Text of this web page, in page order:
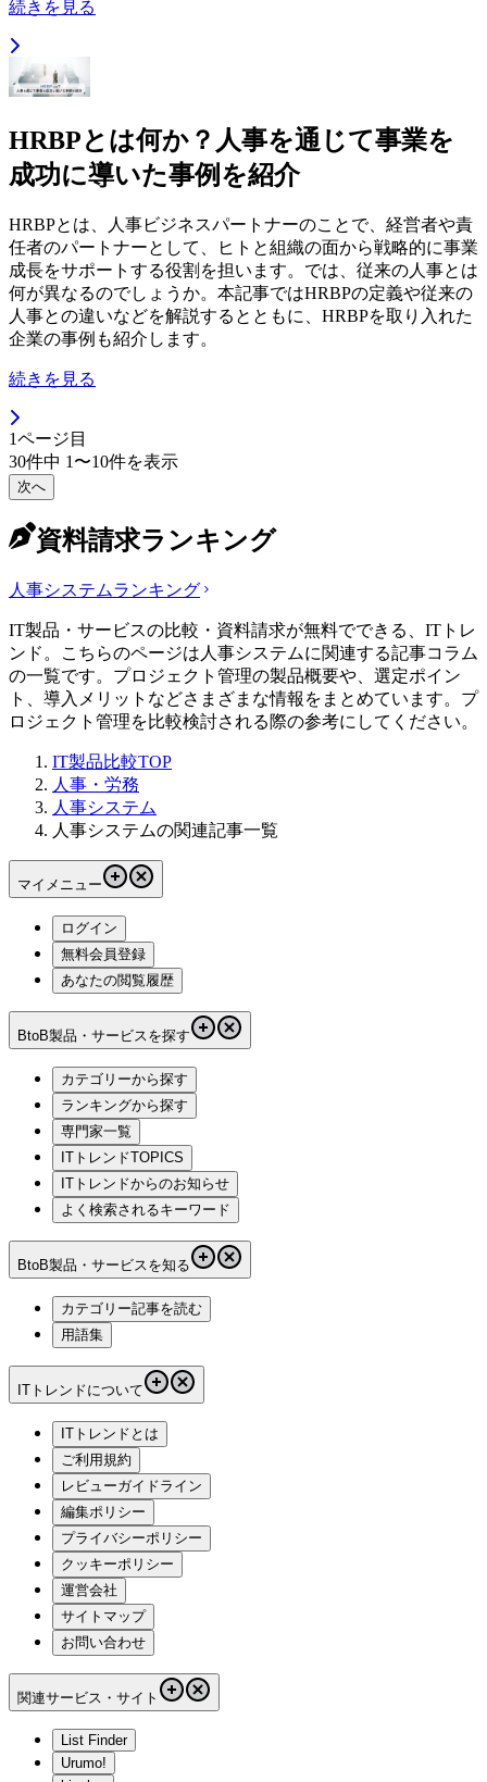
続きを見る
HRBPとは何か？人事を通じて事業を
成功に導いた事例を紹介
HRBPとは、人事ビジネスパートナーのことで、経営者や責
任者のパートナーとして、ヒトと組織の面から戦略的に事業
成長をサポートする役割を担います。では、従来の人事とは
何が異なるのでしょうか。本記事ではHRBPの定義や従来の
人事との違いなどを解説するとともに、HRBPを取り入れた
企業の事例も紹介します。
続きを見る
1ページ目
30件中 1 〜10件を表示
次へ
資料請求ランキング
人事システムランキング
IT製品・サービスの比較・資料請求が無料でできる、ITトレ
ンド。こちらのページは人事システムに関連する記事コラム
の一覧です。プロジェクト管理の製品概要や、選定ポイン
ト、導入メリットなどさまざまな情報をまとめています。プ
ロジェクト管理を比較検討される際の参考にしてください。
IT製品比較TOP
人事・労務
人事システム
人事システムの関連記事一覧
マイメニュー
ログイン
無料会員登録
あなたの閲覧履歴
BtoB製品・サービスを探す
カテゴリーから探す
ランキングから探す
専門家一覧
ITトレンドTOPICS
ITトレンドからのお知らせ
よく検索されるキーワード
BtoB製品・サービスを知る
カテゴリー記事を読む
用語集
ITトレンドについて
ITトレンドとは
ご利用規約
レビューガイドライン
編集ポリシー
プライバシーポリシー
クッキーポリシー
運営会社
サイトマップ
お問い合わせ
関連サービス・サイト
List Finder
Urumo!